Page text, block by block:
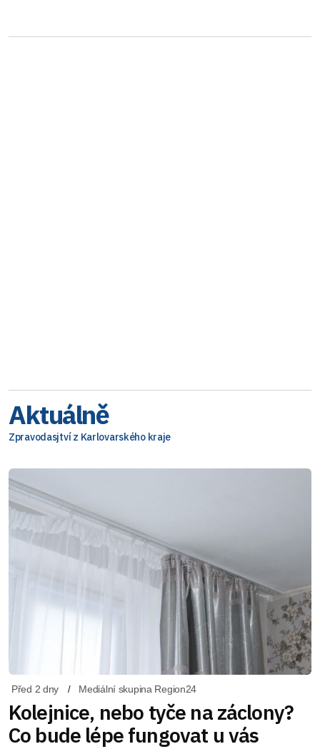
Aktuálně
Zpravodasjtví z Karlovarského kraje
Před 2 dny Mediální skupina Region24
Kolejnice, nebo tyče na záclony?
Co bude lépe fungovat u vás